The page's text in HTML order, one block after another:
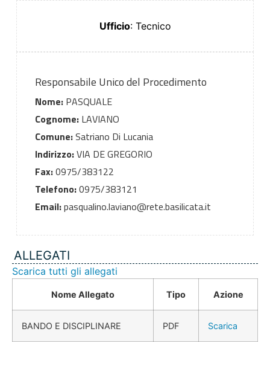
Ufficio: Tecnico
Responsabile Unico del Procedimento
Nome:PASQUALE
Cognome:LAVIANO
Comune:Satriano Di Lucania
Indirizzo:VIA DE GREGORIO
Fax:0975/383122
Telefono:0975/383121
Email:pasqualino.laviano@rete.basilicata.it
ALLEGATI
Scarica tutti gli allegati
Nome Allegato Tipo Azione
BANDO E DISCIPLINARE PDF Scarica